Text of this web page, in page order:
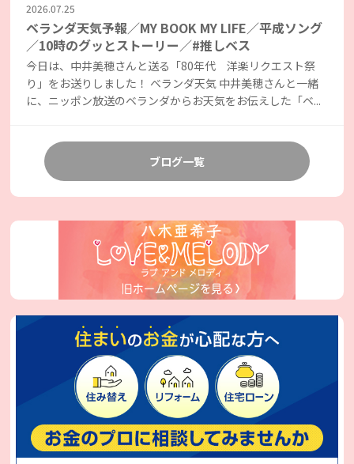
2026.07.25
ベランダ天気予報／MY BOOK MY LIFE／平成ソング
／10時のグッとストーリー／#推しベス
今日は、中井美穂さんと送る「80年代 洋楽リクエスト祭
り」をお送りしました！ ベランダ天気 中井美穂さんと一緒
に、ニッポン放送のベランダからお天気をお伝えした「ベ...
ブログ一覧